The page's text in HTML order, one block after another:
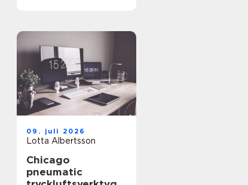
09. juli 2026
Lotta Albertsson
Chicago
pneumatic